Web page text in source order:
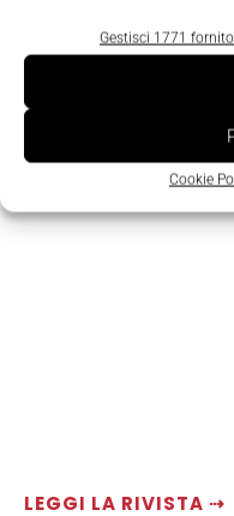
Gestisci 1771
Cookie
LEGGI LA RIVISTA ⇢
Datalogic Reader